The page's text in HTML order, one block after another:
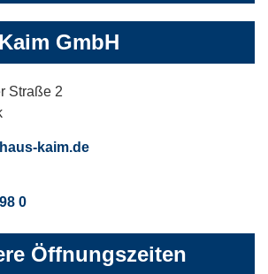
GmbH
Straße 2
kaim.de
0
Öffnungszeiten